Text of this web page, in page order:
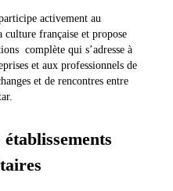
activement au
culture française et propose
complète qui s’adresse à
et aux professionnels de
et de rencontres entre